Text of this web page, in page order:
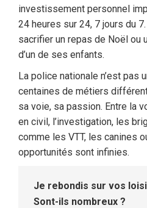
investissement personnel
24 heures sur 24, 7 jours du
sacrifier un repas de Noël ou
d’un de ses enfants.
La police nationale n’est pas
centaines de métiers
sa voie, sa passion. Entre la
en civil, l’investigation, les
comme les VTT, les canines
opportunités sont infinies.
Je rebondis sur vos
Sont-ils nombreux ?